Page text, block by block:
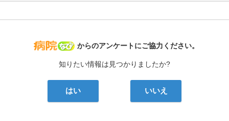
病院なび
からのアンケートにご協力ください。
知りたい情報は見つかりましたか?
はい いいえ